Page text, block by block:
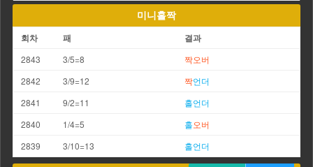
미니홀짝
회차 패 결과
2843 3/5=8 짝오버
2842
3/9=12 짝언더
2841
9/2=11 홀언더
2840
1/4=5 홀오버
2839
3/10=13 홀언더